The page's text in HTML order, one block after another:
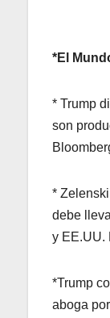
*El
* Trump
son
*
debe
y EE.UU.
*Trump
aboga